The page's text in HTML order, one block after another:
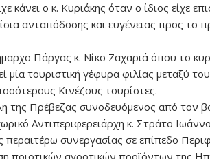
ο κ. Κυριάκης όταν ο ίδιος είχε
ανταπόδοσης και ευγένειας προς το
Πάργας κ. Νίκο Ζαχαριά όπου το
τουριστική γέφυρα φιλίας μεταξύ
Κινέζους τουρίστες.
της Πρέβεζας συνοδευόμενος από τον
Αντιπεριφερειάρχη κ. Στράτο
συνεργασίας σε επίπεδο